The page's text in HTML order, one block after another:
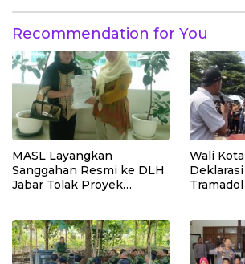
Recommendation for You
MASL Layangkan
Sanggahan Resmi ke DLH
Jabar Tolak Proyek
Budaya dan Risiko Gempa
Sesar Baribis
Wali